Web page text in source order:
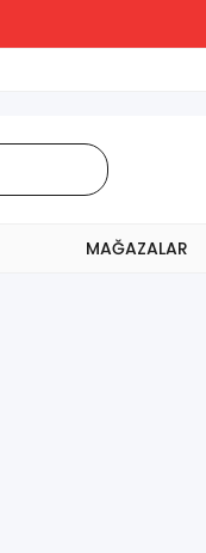
MAĞAZALAR